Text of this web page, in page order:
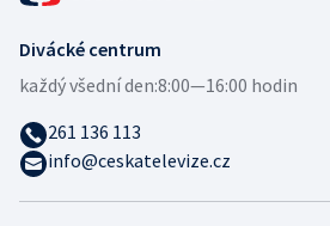
Divácké centrum
každý všední den:8:00—16:00 hodin
261 136 113
info@ceskatelevize.cz